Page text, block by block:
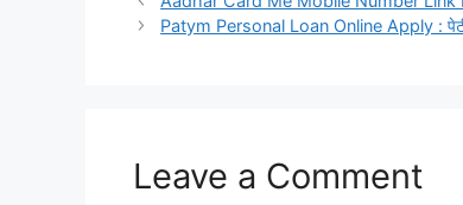
Patym Personal Loan Online Apply :
Leave a Comment